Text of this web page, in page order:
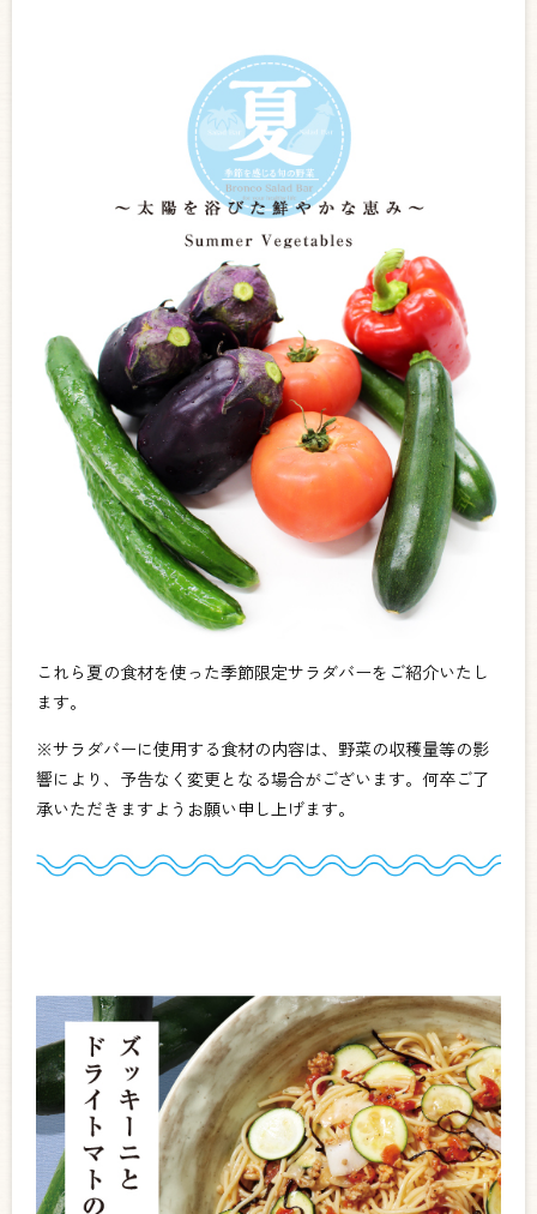
これら夏の食材を使った季節限定サラダバーをご紹介いたし
ます。
※サラダバーに使用する食材の内容は、野菜の収穫量等の影
響により、予告なく変更となる場合がございます。何卒ご了
承いただきますようお願い申し上げます。